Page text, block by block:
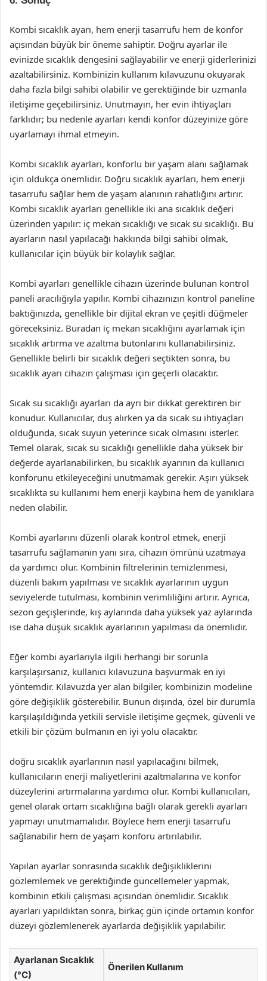
Kombi sıcaklık ayarı, hem enerji tasarrufu hem de konfor
açısından büyük bir öneme sahiptir. Doğru ayarlar ile
evinizde sıcaklık dengesini sağlayabilir ve enerji giderlerinizi
azaltabilirsiniz. Kombinizin kullanım kılavuzunu okuyarak
daha fazla bilgi sahibi olabilir ve gerektiğinde bir uzmanla
iletişime geçebilirsiniz. Unutmayın, her evin ihtiyaçları
farklıdır; bu nedenle ayarları kendi konfor düzeyinize göre
uyarlamayı ihmal etmeyin.
Kombi sıcaklık ayarları, konforlu bir yaşam alanı sağlamak
için oldukça önemlidir. Doğru sıcaklık ayarları, hem enerji
tasarrufu sağlar hem de yaşam alanının rahatlığını artırır.
Kombi sıcaklık ayarları genellikle iki ana sıcaklık değeri
üzerinden yapılır: iç mekan sıcaklığı ve sıcak su sıcaklığı. Bu
ayarların nasıl yapılacağı hakkında bilgi sahibi olmak,
kullanıcılar için büyük bir kolaylık sağlar.
Kombi ayarları genellikle cihazın üzerinde bulunan kontrol
paneli aracılığıyla yapılır. Kombi cihazınızın kontrol paneline
baktığınızda, genellikle bir dijital ekran ve çeşitli düğmeler
göreceksiniz. Buradan iç mekan sıcaklığını ayarlamak için
sıcaklık artırma ve azaltma butonlarını kullanabilirsiniz.
Genellikle belirli bir sıcaklık değeri seçtikten sonra, bu
sıcaklık ayarı cihazın çalışması için geçerli olacaktır.
Sıcak su sıcaklığı ayarları da ayrı bir dikkat gerektiren bir
konudur. Kullanıcılar, duş alırken ya da sıcak su ihtiyaçları
olduğunda, sıcak suyun yeterince sıcak olmasını isterler.
Temel olarak, sıcak su sıcaklığı genellikle daha yüksek bir
değerde ayarlanabilirken, bu sıcaklık ayarının da kullanıcı
konforunu etkileyeceğini unutmamak gerekir. Aşırı yüksek
sıcaklıkta su kullanımı hem enerji kaybına hem de yanıklara
neden olabilir.
Kombi ayarlarını düzenli olarak kontrol etmek, enerji
tasarrufu sağlamanın yanı sıra, cihazın ömrünü uzatmaya
da yardımcı olur. Kombinin filtrelerinin temizlenmesi,
düzenli bakım yapılması ve sıcaklık ayarlarının uygun
seviyelerde tutulması, kombinin verimliliğini artırır. Ayrıca,
sezon geçişlerinde, kış aylarında daha yüksek yaz aylarında
ise daha düşük sıcaklık ayarlarının yapılması da önemlidir.
Eğer kombi ayarlarıyla ilgili herhangi bir sorunla
karşılaşırsanız, kullanıcı kılavuzuna başvurmak en iyi
yöntemdir. Kılavuzda yer alan bilgiler, kombinizin modeline
göre değişiklik gösterebilir. Bunun dışında, özel bir durumla
karşılaşıldığında yetkili servisle iletişime geçmek, güvenli ve
etkili bir çözüm bulmanın en iyi yolu olacaktır.
doğru sıcaklık ayarlarının nasıl yapılacağını bilmek,
kullanıcıların enerji maliyetlerini azaltmalarına ve konfor
düzeylerini artırmalarına yardımcı olur. Kombi kullanıcıları,
genel olarak ortam sıcaklığına bağlı olarak gerekli ayarları
yapmayı unutmamalıdır. Böylece hem enerji tasarrufu
sağlanabilir hem de yaşam konforu artırılabilir.
Yapılan ayarlar sonrasında sıcaklık değişikliklerini
gözlemlemek ve gerektiğinde güncellemeler yapmak,
kombinin etkili çalışması açısından önemlidir. Sıcaklık
ayarları yapıldıktan sonra, birkaç gün içinde ortamın konfor
düzeyi gözlemlenerek ayarlarda değişiklik yapılabilir.
Ayarlanan Sıcaklık
(°C)
Önerilen Kullanım